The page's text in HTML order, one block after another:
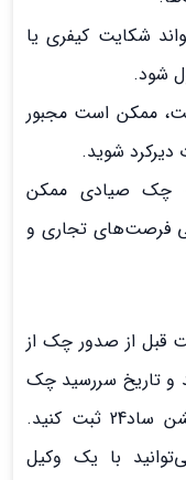
شکایت کیفری یا
شود.
ممکن است مجبور
شوید.
چک صیادی ممکن
فرصت‌های تجاری و
قبل از صدور چک از
تاریخ سررسید چک
ک اپلیکیشن ساد24 ثبت کنید.
با یک وکیل